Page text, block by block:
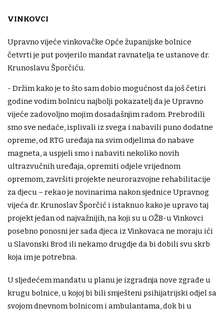
VINKOVCI
Upravno vijeće vinkovačke Opće županijske bolnice
četvrti je put povjerilo mandat ravnatelja te ustanove dr.
Krunoslavu Šporčiću.
- Držim kako je to što sam dobio mogućnost da još četiri
godine vodim bolnicu najbolji pokazatelj da je Upravno
vijeće zadovoljno mojim dosadašnjim radom. Prebrodili
smo sve nedaće, isplivali iz svega i nabavili puno dodatne
opreme, od RTG uređaja na svim odjelima do nabave
magneta, a uspjeli smo i nabaviti nekoliko novih
ultrazvučnih uređaja, opremiti odjele vrijednom
opremom, završiti projekte neurorazvojne rehabilitacije
za djecu – rekao je novinarima nakon sjednice Upravnog
vijeća dr. Krunoslav Šporčić i istaknuo kako je upravo taj
projekt jedan od najvažnijih, na koji su u OŽB-u Vinkovci
posebno ponosni jer sada djeca iz Vinkovaca ne moraju ići
u Slavonski Brod ili nekamo drugdje da bi dobili svu skrb
koja im je potrebna.
U sljedećem mandatu u planu je izgradnja nove zgrade u
krugu bolnice, u kojoj bi bili smješteni psihijatrijski odjel sa
svojom dnevnom bolnicom i ambulantama, dok bi u